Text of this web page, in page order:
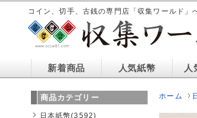
コイン、切手、古銭の専門店「収集ワールド」
新着商品 人気紙幣 人
ホーム
商品カテゴリー
日本紙幣(3592)